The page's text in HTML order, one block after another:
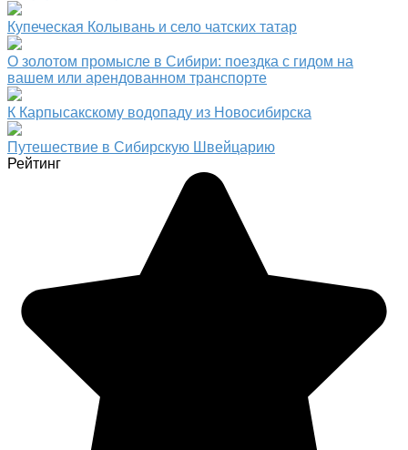
Купеческая Колывань и село чатских татар
О золотом промысле в Сибири: поездка с гидом на
вашем или арендованном транспорте
К Карпысакскому водопаду из Новосибирска
Путешествие в Сибирскую Швейцарию
Рейтинг